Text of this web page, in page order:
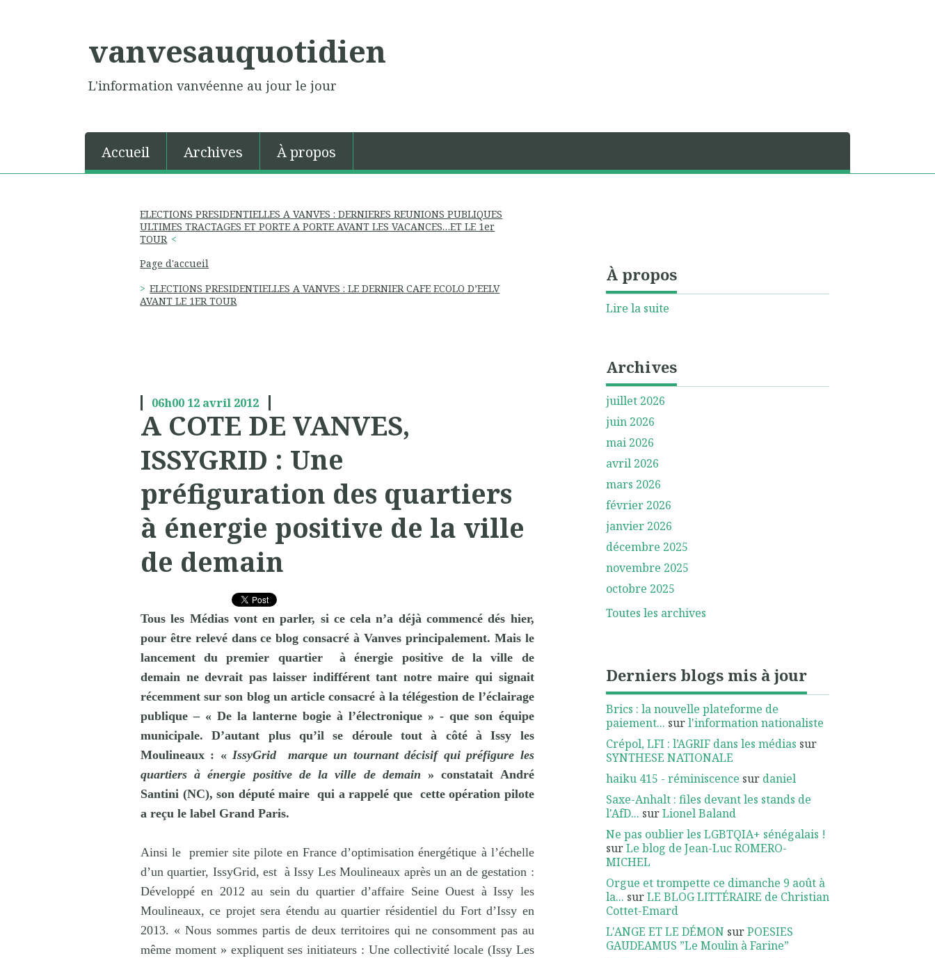
vanvesauquotidien
L'information vanvéenne au jour le jour
Accueil Archives À propos
ELECTIONS PRESIDENTIELLES A VANVES : DERNIERES REUNIONS PUBLIQUES
ULTIMES TRACTAGES ET PORTE A PORTE AVANT LES VACANCES…ET LE 1er
TOUR
Page d'accueil
ELECTIONS PRESIDENTIELLES A VANVES : LE DERNIER CAFE ECOLO D’EELV
AVANT LE 1ER TOUR
06h00 12 avril 2012
A COTE DE VANVES,
ISSYGRID : Une
préfiguration des quartiers
à énergie positive de la ville
de demain
Tous les Médias vont en parler, si ce cela n’a déjà commencé dés hier,
pour être relevé dans ce blog consacré à Vanves principalement. Mais le
lancement du premier quartier
à énergie positive de la ville de
demain ne devrait pas laisser indifférent tant notre maire qui signait
récemment sur son blog un article consacré à la télégestion de l’éclairage
publique – « De la lanterne bogie à l’électronique » - que son équipe
municipale. D’autant plus qu’il se déroule tout à côté à Issy les
Moulineaux : « IssyGrid marque un tournant décisif qui préfigure les
quartiers à énergie positive de la ville de demain » constatait André
Santini (NC), son député maire qui a rappelé que cette opération pilote
a reçu le label Grand Paris.
Ainsi le
premier site pilote en France d’optimisation énergétique à l’échelle
d’un quartier, IssyGrid, est à Issy Les Moulineaux après un an de gestation :
Développé en 2012 au sein du quartier d’affaire Seine Ouest à Issy les
Moulineaux, ce projet sera étendu au quartier résidentiel du Fort d’Issy en
2013. « Nous sommes partis de deux territoires qui ne consomment pas au
même moment » expliquent ses initiateurs : Une collectivité locale (Issy Les
À propos
Lire la suite
Archives
juillet 2026
juin 2026
mai 2026
avril 2026
mars 2026
février 2026
janvier 2026
décembre 2025
novembre 2025
octobre 2025
Toutes les archives
Derniers blogs mis à jour
Brics : la nouvelle plateforme de
paiement... surl'information nationaliste
Crépol, LFI : l’AGRIF dans les médias sur
SYNTHESE NATIONALE
haiku 415 - réminiscence sur daniel
Saxe-Anhalt : files devant les stands de
l'AfD... surLionel Baland
Ne pas oublier les LGBTQIA+ sénégalais !
surLe blog de Jean-Luc ROMERO-
MICHEL
Orgue et trompette ce dimanche 9 août à
la... surLE BLOG LITTÉRAIRE de Christian
Cottet-Emard
L'ANGE ET LE DÉMON surPOESIES
GAUDEAMUS ”Le Moulin à Farine”